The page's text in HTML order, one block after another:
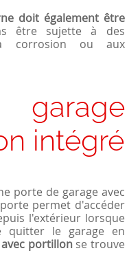
doit également être
être sujette à des
corrosion ou aux
intégré
porte de garage avec
permet d'accéder
l'extérieur lorsque
quitter le garage en
portillonse trouve